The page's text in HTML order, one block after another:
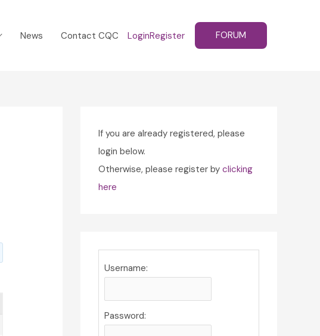
News Contact CQC LoginRegister FORUM
If you are already registered, please
login below.
Otherwise, please register by clicking
here
Username:
Password: